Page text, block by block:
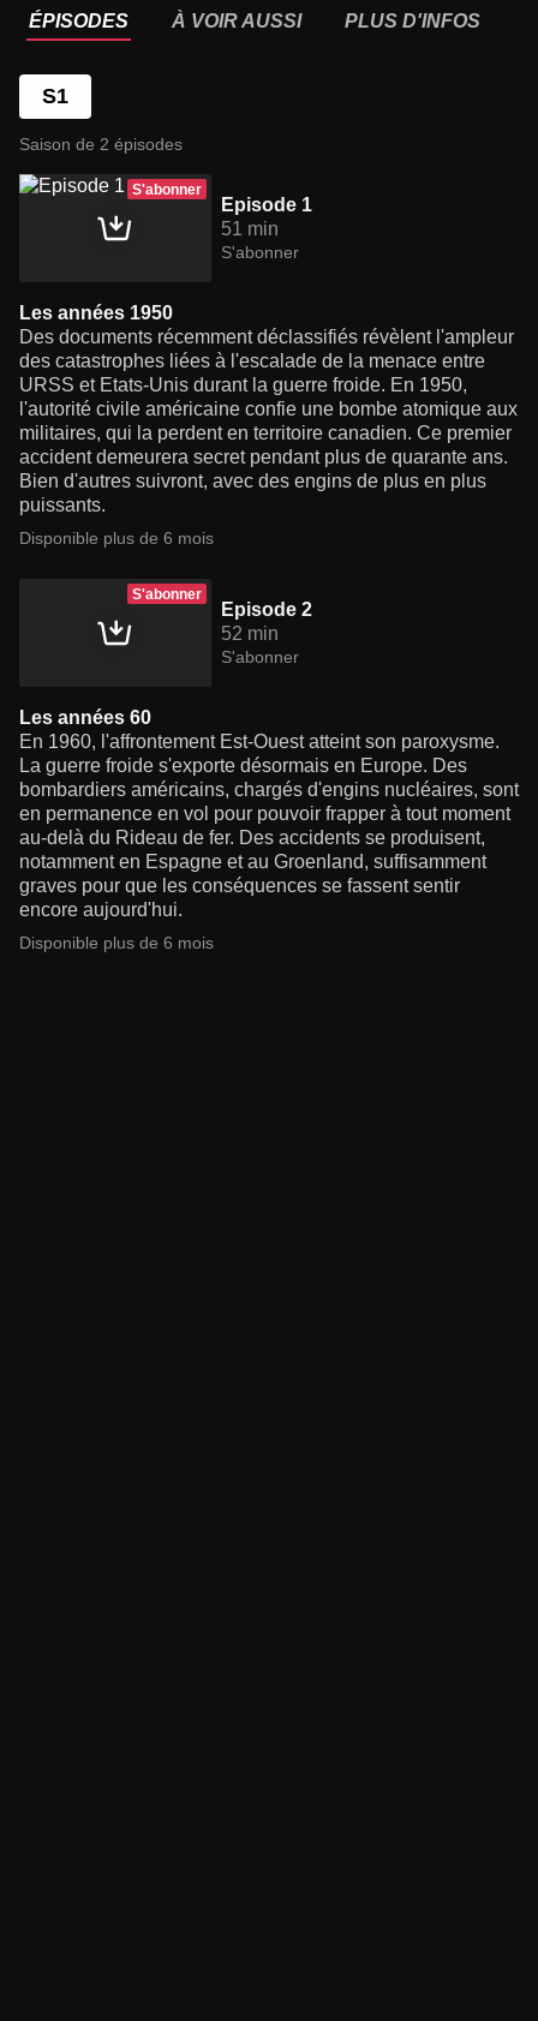
ÉPISODES À VOIR AUSSI PLUS D'INFOS
S1
Saison de 2 épisodes
S'abonner
Episode 1
51 min
S'abonner
Les années 1950
Des documents récemment déclassifiés révèlent l'ampleur
des catastrophes liées à l'escalade de la menace entre
URSS et Etats-Unis durant la guerre froide. En 1950,
l'autorité civile américaine confie une bombe atomique aux
militaires, qui la perdent en territoire canadien. Ce premier
accident demeurera secret pendant plus de quarante ans.
Bien d'autres suivront, avec des engins de plus en plus
puissants.
Disponible plus de 6 mois
S'abonner
Episode 2
52 min
S'abonner
Les années 60
En 1960, l'affrontement Est-Ouest atteint son paroxysme.
La guerre froide s'exporte désormais en Europe. Des
bombardiers américains, chargés d'engins nucléaires, sont
en permanence en vol pour pouvoir frapper à tout moment
au-delà du Rideau de fer. Des accidents se produisent,
notamment en Espagne et au Groenland, suffisamment
graves pour que les conséquences se fassent sentir
encore aujourd'hui.
Disponible plus de 6 mois